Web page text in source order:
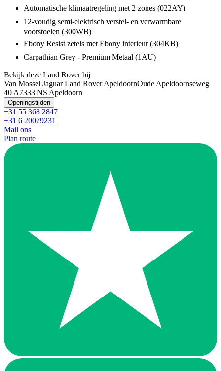
Automatische klimaatregeling met 2 zones (022AY)
12-voudig semi-elektrisch verstel- en verwarmbare
voorstoelen (300WB)
Ebony Resist zetels met Ebony interieur (304KB)
Carpathian Grey - Premium Metaal (1AU)
Bekijk deze Land Rover bij
Van Mossel Jaguar Land Rover ApeldoornOude Apeldoornseweg
40 A7333 NS Apeldoorn
Openingstijden
+31 55 368 2847
+31 6 20079231
Mail ons
Plan route